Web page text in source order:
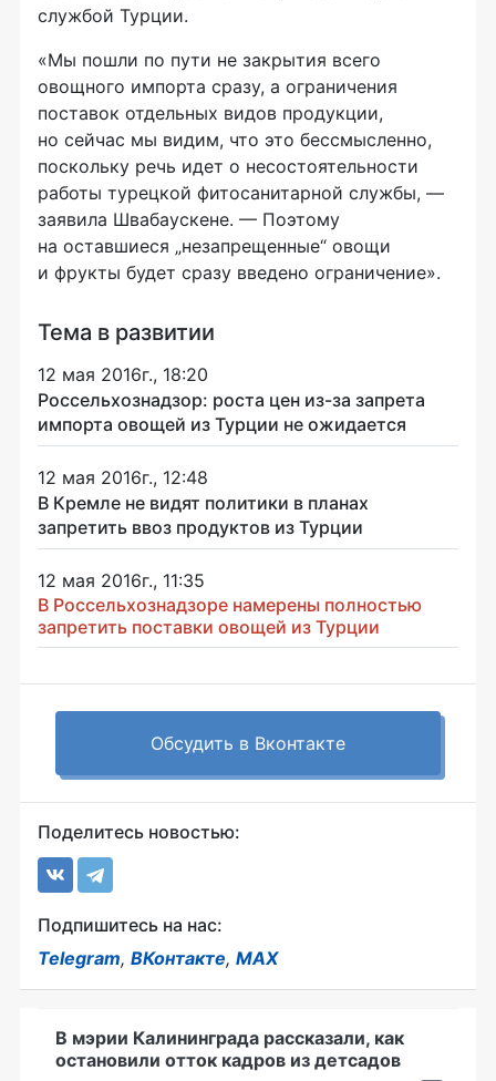
службой Турции.
«Мы пошли по пути не закрытия всего
овощного импорта сразу, а ограничения
поставок отдельных видов продукции,
но сейчас мы видим, что это бессмысленно,
поскольку речь идет о несостоятельности
работы турецкой фитосанитарной службы, —
заявила Швабаускене. — Поэтому
на оставшиеся „незапрещенные“ овощи
и фрукты будет сразу введено ограничение».
Тема в развитии
12 мая 2016г., 18:20
Россельхознадзор: роста цен из-за запрета
импорта овощей из Турции не ожидается
12 мая 2016г., 12:48
В Кремле не видят политики в планах
запретить ввоз продуктов из Турции
12 мая 2016г., 11:35
В Россельхознадзоре намерены полностью
запретить поставки овощей из Турции
Обсудить в Вконтакте
Поделитесь новостью:
Подпишитесь на нас:
Telegram, ВКонтакте, MAX
В мэрии Калининграда рассказали, как
остановили отток кадров из детсадов